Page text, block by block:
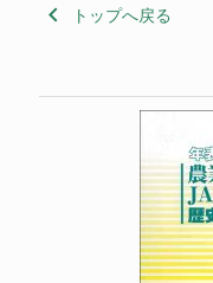
keyboard_arrow_left トップへ戻る